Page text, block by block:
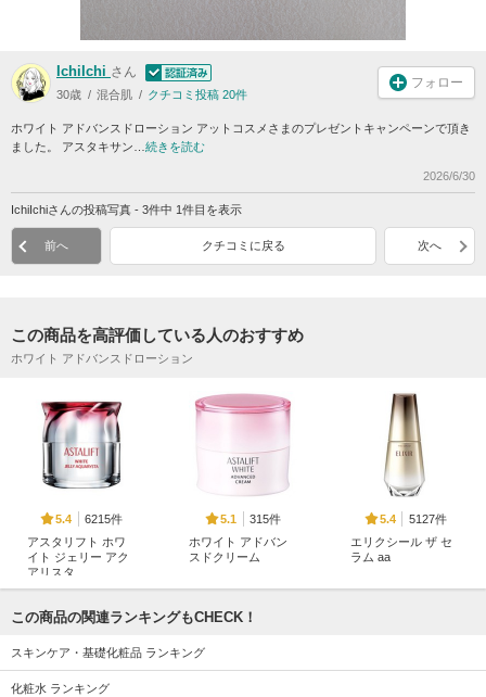
IchiIchi さん
30歳 混合肌 クチコミ投稿 20件
フォロー
ホワイト アドバンスドローション アットコスメさまのプレゼントキャンペーンで頂き
ました。 アスタキサン… 続きを読む
2026/6/30
IchiIchiさんの投稿写真 - 3件中 1件目を表示
前へ クチコミに戻る 次へ
この商品を高評価している人のおすすめ
ホワイト アドバンスドローション
5.4
6215件
アスタリフト ホワ
イト ジェリー アク
アリスタ
5.1
315件
ホワイト アドバン
スドクリーム
5.4
5127件
エリクシール ザ セ
ラム aa
この商品の関連ランキングもCHECK！
スキンケア・基礎化粧品 ランキング
化粧水 ランキング